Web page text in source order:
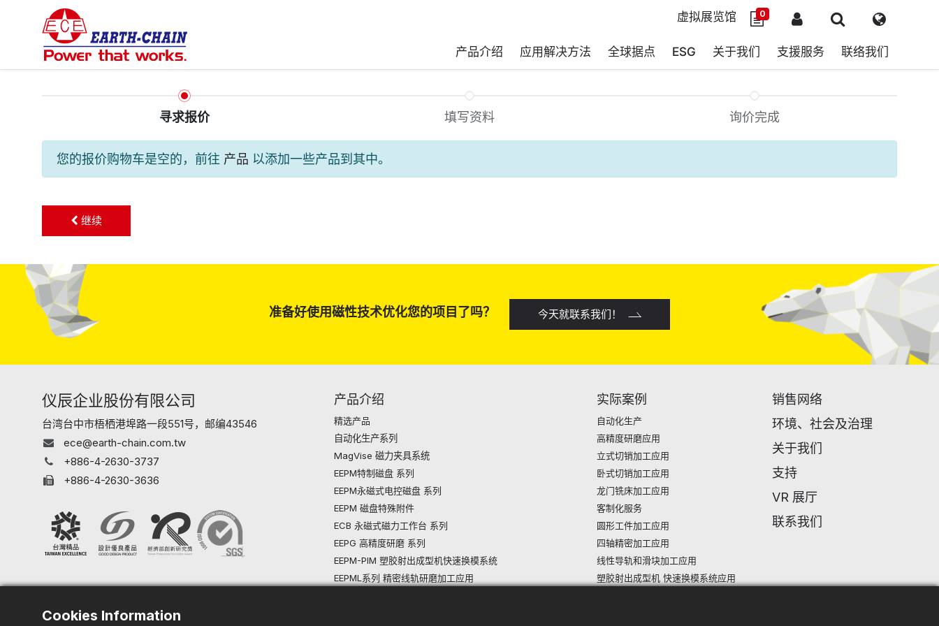
产品介绍 应用解决方法 全球据点 ESG 关于我们 支援服务 联络我们
0
虚拟展览馆
寻求报价 填写资料 询价完成
您的报价购物车是空的，前往 产品 以添加一些产品到其中。
继续
准备好使用磁性技术优化您的项目了吗？ 今天就联系我们！
产品介绍
精选产品
自动化生产系列
MagVise 磁力夹具系统
EEPM特制磁盘 系列
EEPM永磁式电控磁盘 系列
EEPM 磁盘特殊附件
ECB 永磁式磁力工作台 系列
EEPG 高精度研磨 系列
EEPM-PIM 塑胶射出成型机快速换模系统
EEPML系列 精密线轨研磨加工应用
实际案例
自动化生产
高精度研磨应用
立式切销加工应用
卧式切销加工应用
龙门铣床加工应用
客制化服务
圆形工件加工应用
四轴精密加工应用
线性导轨和滑块加工应用
塑胶射出成型机 快速换模系统应用
销售网络
环境、社会及治理
关于我们
支持
VR 展厅
联系我们
仪辰企业股份有限公司
台湾台中市梧栖港埠路一段551号，邮编43546
ece@earth-chain.com.tw
+886-4-2630-3737
+886-4-2630-3636
Cookies Information